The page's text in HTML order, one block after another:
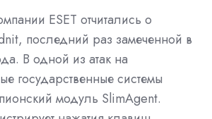
ESET отчитались о
последний раз замеченной в
В одной из атак на
государственные системы
модуль SlimAgent.